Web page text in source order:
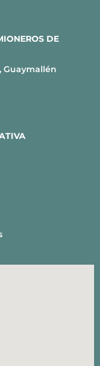
DE
Guaymallén